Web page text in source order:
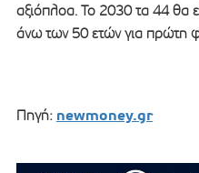
αξιόπλοα. Το 2030 τα 44 θα
άνω των 50 ετών για πρώτη
Πηγή: newmoney.gr